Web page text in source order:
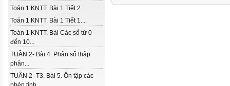
Toán 1 KNTT. Bài 1 Tiết 2....
Toán 1 KNTT. Bài 1 Tiết 1....
Toán 1 KNTT. Bài Các số từ 0
đến 10...
TUẦN 2- Bài 4. Phân số thập
phân...
TUẦN 2- T3. Bài 5. Ôn tập các